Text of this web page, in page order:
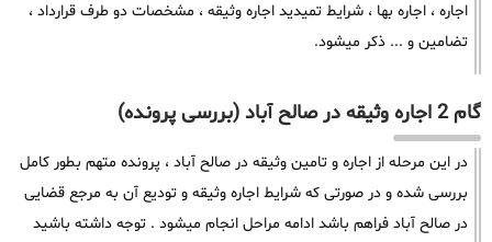
اجاره ، اجاره بها ، شرایط تمیدید اجاره وثیقه ، مشخصات دو طرف قرارداد ،
تضامین و ... ذکر میشود.
گام 2 اجاره وثیقه در صالح آباد (بررسی پرونده)
در این مرحله از اجاره و تامین وثیقه در صالح آباد ، پرونده متهم بطور کامل
بررسی شده و در صورتی که شرایط اجاره وثیقه و تودیع آن به مرجع قضایی
در صالح آباد فراهم باشد ادامه مراحل انجام میشود . توجه داشته باشید